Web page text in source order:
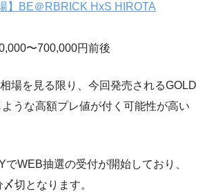
】BE＠RBRICK HxS HIROTA
〜700,000円前後
相場を見る限り、今回発売されるGOLD
うな高額プレ値が付く可能性が高い
でWEB抽選の受付が開始しており、
切となります。